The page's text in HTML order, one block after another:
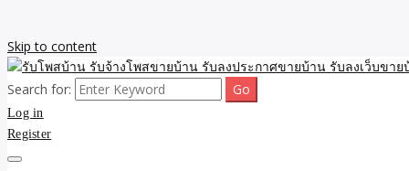
Skip to content
รับโพสบ้าน รับจ้างโพสขา
รับโพสบ้าน ที่ดิน SEOขายบ้
รับจ้างโพสขายบ้าน รับลงเว็บขายบ้าน รับโพสบ้าน รับลงประกาศขายบ้
Search for:
Log in
Register